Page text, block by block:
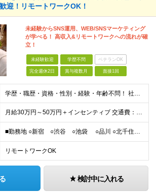
迎！リモートワークOK！
未経験からSNS運用、WEB/SNSマーケティング
が学べる！ 高収入&リモートワークへの流れが確
立！
未経験歓迎 学歴不問 ベテランOK
完全週休2日 賞与複数月 面接1回
学歴・職歴・資格・性別・経験・年齢不問！ 社会人経験ゼロ、昼職経験ゼロでもご安心ください♪ 〈年功序列の完全撤廃〉 学歴、職歴、資格、経験など関係なく 頑張った分だけ正当に評価される。 だから昇格
月給30万円～50万円＋インセンティブ 交通費：全額支給 ※試用期間3ヶ月間は契約社員で月給25万円 ※研修先は、面談時にご相談させていただきます ☆昇給・昇格有 ☆インセンティブ有
■勤務地 ○新宿 ○渋谷 ○池袋 ○品川 ○北千住 ※あなたの経験やスキルに応じて研修先は、 面談時にてご相談させていただきます。 (変更の範囲)上記を除く当社関連勤務地 ■本社 東
リモートワークOK
検討中に入れる